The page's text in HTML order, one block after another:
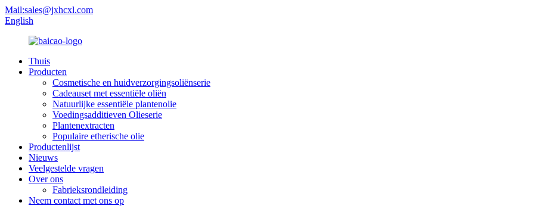
Mail:sales@jxhcxl.com
English
Thuis
Producten
Cosmetische en huidverzorgingsoliënserie
Cadeauset met essentiële oliën
Natuurlijke essentiële plantenolie
Voedingsadditieven Olieserie
Plantenextracten
Populaire etherische olie
Productenlijst
Nieuws
Veelgestelde vragen
Over ons
Fabrieksrondleiding
Neem contact met ons op